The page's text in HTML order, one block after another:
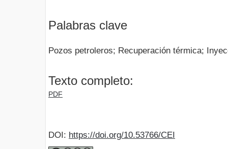
Palabras clave
Pozos petroleros; Recuperación térmica;
Texto completo:
PDF
DOI: https://doi.org/10.53766/CEI